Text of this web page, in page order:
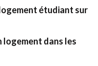
étudiant sur
logement dans les